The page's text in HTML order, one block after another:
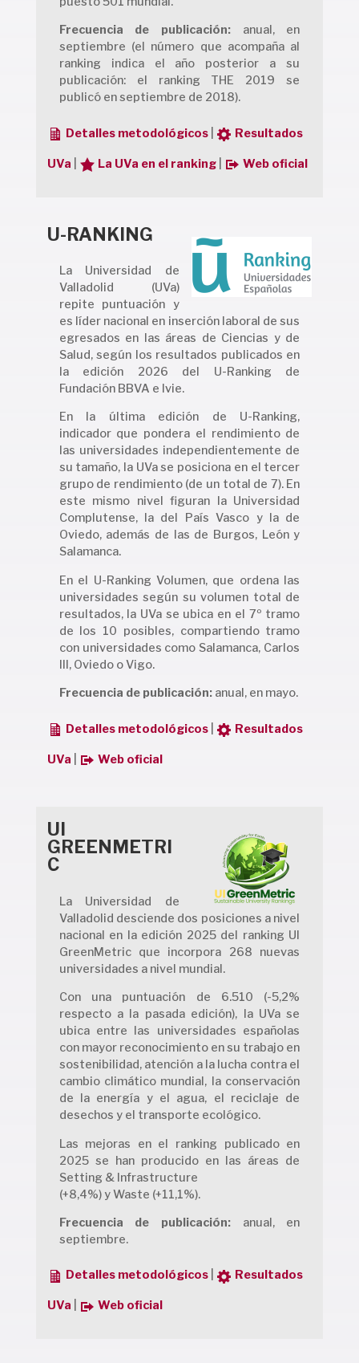
Frecuencia de publicación:anual, en
septiembre (el número que acompaña al
ranking indica el año posterior a su
publicación: el ranking THE 2019 se
publicó en septiembre de 2018).
Detalles metodológicos Resultados
UVa La UVa en el ranking Web oficial
U-RANKING
La Universidad de
Valladolid (UVa)
repite puntuación y
es líder nacional en inserción laboral de sus
egresados en las áreas de Ciencias y de
Salud, según los resultados publicados en
la edición 2026 del U-Ranking de
Fundación BBVA e Ivie.
En la última edición de U-Ranking,
indicador que pondera el rendimiento de
las universidades independientemente de
su tamaño, la UVa se posiciona en el tercer
grupo de rendimiento (de un total de 7). En
este mismo nivel figuran la Universidad
Complutense, la del País Vasco y la de
Oviedo, además de las de Burgos, León y
Salamanca.
En el U-Ranking Volumen, que ordena las
universidades según su volumen total de
resultados, la UVa se ubica en el 7º tramo
de los 10 posibles, compartiendo tramo
con universidades como Salamanca, Carlos
III, Oviedo o Vigo.
Frecuencia de publicación:anual, en mayo.
Detalles metodológicos Resultados
UVa Web oficial
UI
GREENMETRI
C
La Universidad de
Valladolid desciende dos posiciones a nivel
nacional en la edición 2025 del ranking UI
GreenMetric que incorpora 268 nuevas
universidades a nivel mundial.
Con una puntuación de 6.510 (-5,2%
respecto a la pasada edición), la UVa se
ubica entre las universidades españolas
con mayor reconocimiento en su trabajo en
sostenibilidad, atención a la lucha contra el
cambio climático mundial, la conservación
de la energía y el agua, el reciclaje de
desechos y el transporte ecológico.
Las mejoras en el ranking publicado en
2025 se han producido en las áreas de
Setting & Infrastructure
(+8,4%) y Waste (+11,1%).
Frecuencia de publicación:anual, en
septiembre.
Detalles metodológicos Resultados
UVa Web oficial